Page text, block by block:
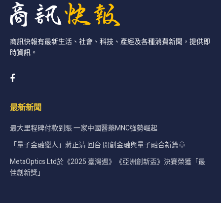
商訊快報有最新生活、社會、科技、產經及各種消費新聞，提供即
時資訊。
最新新聞
最大里程碑付款到賬 一家中國醫藥MNC強勢崛起
「量子金融獵人」蔣正清 回台 開創金融與量子融合新篇章
MetaOptics Ltd於《2025 臺灣週》《亞洲創新盃》決賽榮獲「最
佳創新獎」